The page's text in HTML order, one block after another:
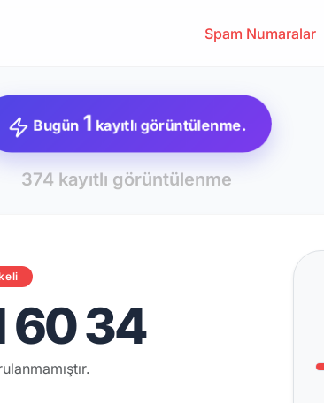
Spam Numaralar
Bugün1 kayıtlı görüntülenme.
374 kayıtlı görüntülenme
60 34